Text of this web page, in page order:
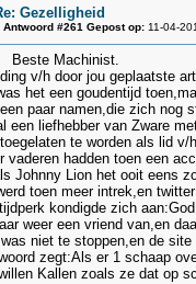
Gezelligheid
Antwoord #261 Gepost op: 11-04-
Machinist.
v/h door jou geplaatste
het een goudentijd
een paar namen,die zich
een liefhebber van Zware
te worden als lid v/
vaderen hadden toen een
Johnny Lion het ooit eens
toen meer intrek,en
kondigde zich
weer een vriend van,en
niet te stoppen,en de
zegt:Als er 1 schaap
Kallen zoals ze dat op